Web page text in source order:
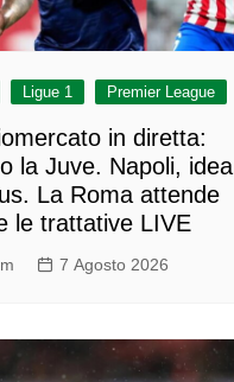
Ligue 1 Premier League
in diretta:
la Juve. Napoli, idea
La Roma attende
le trattative LIVE
7 Agosto 2026